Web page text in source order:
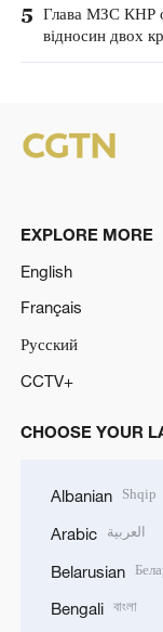
5 Глава МЗС КНР
відносин двох
EXPLORE MORE
English
Français
Русский
CCTV+
CHOOSE YOUR
Albanian Shqip
Arabic العربية
Belarusian
Bengali বাংলা